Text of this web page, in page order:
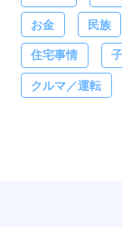
お金 民族
住宅事情
クルマ／運転